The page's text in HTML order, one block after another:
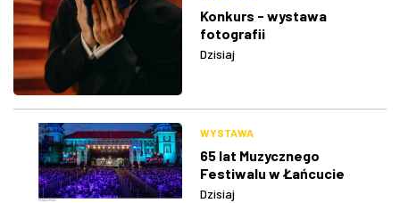
Konkurs - wystawa
fotografii
Dzisiaj
WYSTAWA
65 lat Muzycznego
Festiwalu w Łańcucie
Dzisiaj